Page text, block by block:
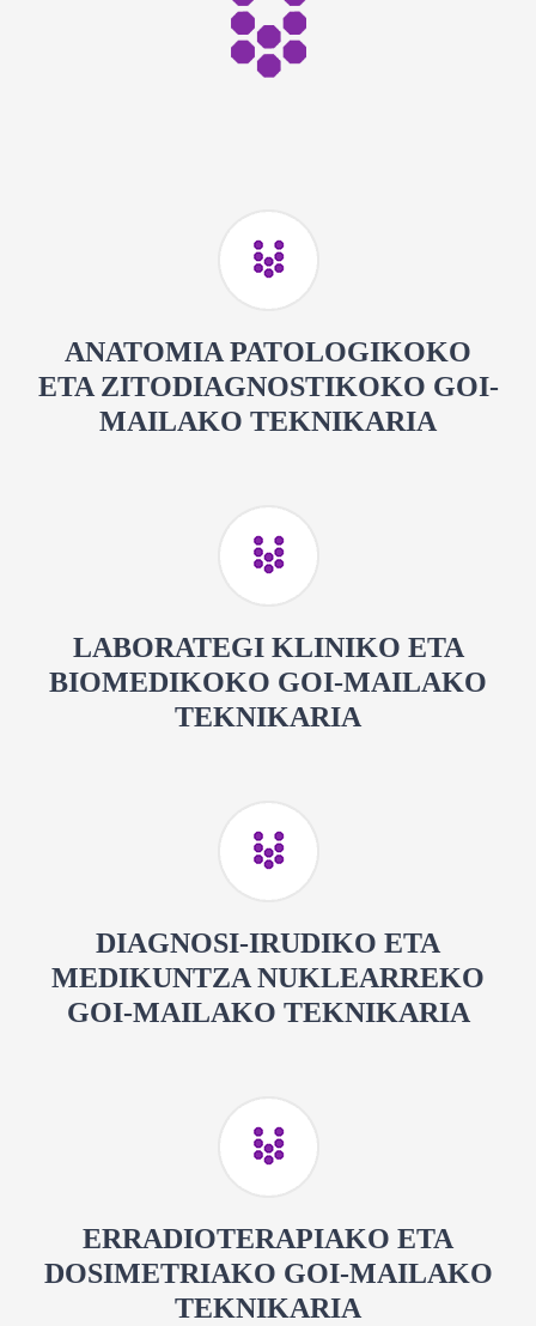
ANATOMIA PATOLOGIKOKO
ETA ZITODIAGNOSTIKOKO GOI-
MAILAKO TEKNIKARIA
LABORATEGI KLINIKO ETA
BIOMEDIKOKO GOI-MAILAKO
TEKNIKARIA
DIAGNOSI-IRUDIKO ETA
MEDIKUNTZA NUKLEARREKO
GOI-MAILAKO TEKNIKARIA
ERRADIOTERAPIAKO ETA
DOSIMETRIAKO GOI-MAILAKO
TEKNIKARIA